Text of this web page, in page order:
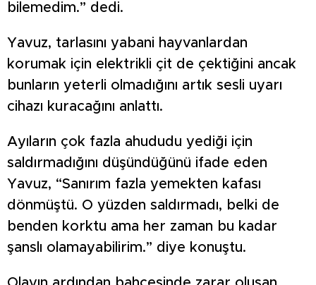
bilemedim.” dedi.
Yavuz, tarlasını yabani hayvanlardan
korumak için elektrikli çit de çektiğini ancak
bunların yeterli olmadığını artık sesli uyarı
cihazı kuracağını anlattı.
Ayıların çok fazla ahududu yediği için
saldırmadığını düşündüğünü ifade eden
Yavuz, “Sanırım fazla yemekten kafası
dönmüştü. O yüzden saldırmadı, belki de
benden korktu ama her zaman bu kadar
şanslı olamayabilirim.” diye konuştu.